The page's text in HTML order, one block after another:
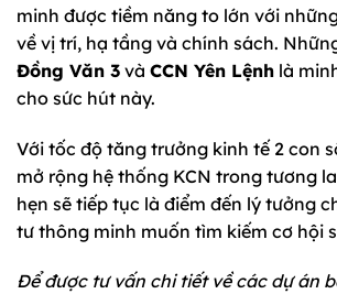
minh được tiềm năng to lớn với
về vị trí, hạ tầng và chính sách.
Đồng Văn 3 và CCN Yên Lệnh là
cho sức hút này.
Với tốc độ tăng trưởng kinh tế 2 con
mở rộng hệ thống KCN trong tương
hẹn sẽ tiếp tục là điểm đến lý tưởng
tư thông minh muốn tìm kiếm cơ hội
Để được tư vấn chi tiết về các dự án